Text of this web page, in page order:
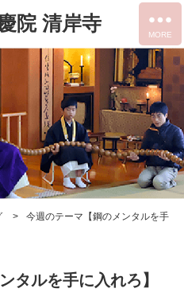
院 清岸寺
今週のテーマ【鋼のメンタルを手
タルを手に入れろ】